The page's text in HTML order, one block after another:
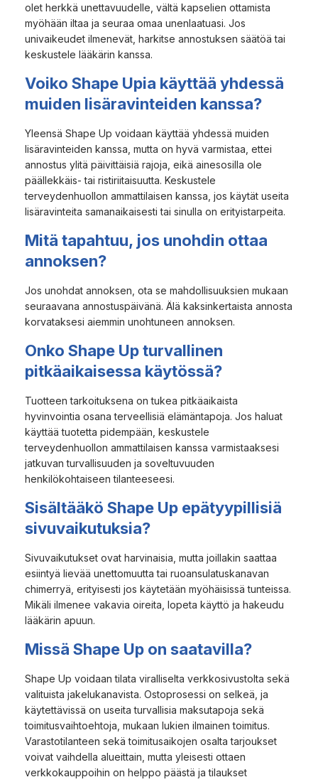
olet herkkä unettavuudelle, vältä kapselien ottamista
myöhään iltaa ja seuraa omaa unenlaatuasi. Jos
univaikeudet ilmenevät, harkitse annostuksen säätöä tai
keskustele lääkärin kanssa.
Voiko Shape Upia käyttää yhdessä
muiden lisäravinteiden kanssa?
Yleensä Shape Up voidaan käyttää yhdessä muiden
lisäravinteiden kanssa, mutta on hyvä varmistaa, ettei
annostus ylitä päivittäisiä rajoja, eikä ainesosilla ole
päällekkäis- tai ristiriitaisuutta. Keskustele
terveydenhuollon ammattilaisen kanssa, jos käytät useita
lisäravinteita samanaikaisesti tai sinulla on erityistarpeita.
Mitä tapahtuu, jos unohdin ottaa
annoksen?
Jos unohdat annoksen, ota se mahdollisuuksien mukaan
seuraavana annostuspäivänä. Älä kaksinkertaista annosta
korvataksesi aiemmin unohtuneen annoksen.
Onko Shape Up turvallinen
pitkäaikaisessa käytössä?
Tuotteen tarkoituksena on tukea pitkäaikaista
hyvinvointia osana terveellisiä elämäntapoja. Jos haluat
käyttää tuotetta pidempään, keskustele
terveydenhuollon ammattilaisen kanssa varmistaaksesi
jatkuvan turvallisuuden ja soveltuvuuden
henkilökohtaiseen tilanteeseesi.
Sisältääkö Shape Up epätyypillisiä
sivuvaikutuksia?
Sivuvaikutukset ovat harvinaisia, mutta joillakin saattaa
esiintyä lievää unettomuutta tai ruoansulatuskanavan
chimerryä, erityisesti jos käytetään myöhäisissä tunteissa.
Mikäli ilmenee vakavia oireita, lopeta käyttö ja hakeudu
lääkärin apuun.
Missä Shape Up on saatavilla?
Shape Up voidaan tilata viralliselta verkkosivustolta sekä
valituista jakelukanavista. Ostoprosessi on selkeä, ja
käytettävissä on useita turvallisia maksutapoja sekä
toimitusvaihtoehtoja, mukaan lukien ilmainen toimitus.
Varastotilanteen sekä toimitusaikojen osalta tarjoukset
voivat vaihdella alueittain, mutta yleisesti ottaen
verkkokauppoihin on helppo päästä ja tilaukset